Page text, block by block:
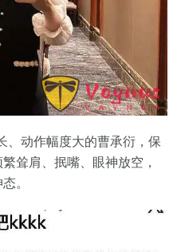
、动作幅度大的曹承衍，保
耸肩、抿嘴、眼神放空，
。